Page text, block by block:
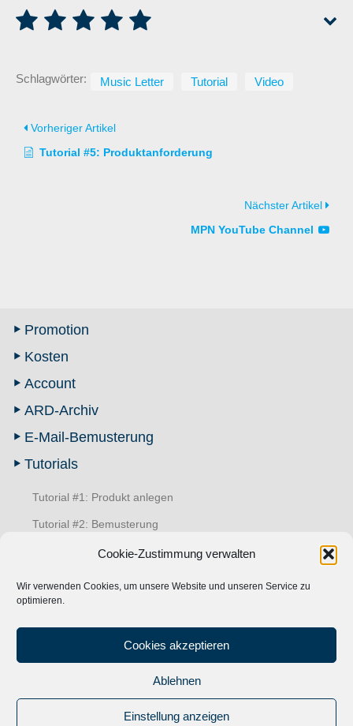
Cookie-Zustimmung verwalten
Wir verwenden Cookies, um unsere Website und unseren Service zu
optimieren.
Cookies akzeptieren
Ablehnen
Einstellung anzeigen
Promotion
Kosten
Account
ARD-Archiv
E-Mail-Bemusterung
Tutorials
Tutorial #1: Produkt anlegen
Tutorial #2: Bemusterung
Tutorial #3: Produkt kopieren
Tutorial #5: Produktanforderung
Tutorial #6: Music Letter
Schlagwörter: Music Letter Tutorial Video
Vorheriger Artikel
Tutorial #5: Produktanforderung
Nächster Artikel
MPN YouTube Channel
Musik Promotion Network|Impressum